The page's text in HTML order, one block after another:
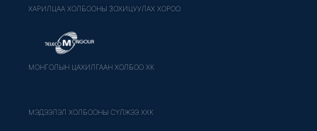
ХАРИЛЦАА ХОЛБООНЫ ЗОХИЦУУЛАХ ХОРОО
МОНГОЛЫН ЦАХИЛГААН ХОЛБОО ХК
МЭДЭЭЛЭЛ ХОЛБООНЫ СҮЛЖЭЭ ХХК